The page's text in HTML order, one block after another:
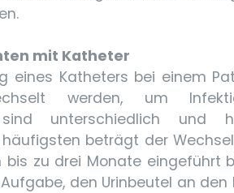
mit Katheter
eines Katheters bei einem
werden, um
sind unterschiedlich und
beträgt der
bis zu drei Monate eingeführt
den Urinbeutel an